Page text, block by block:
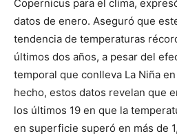
Copernicus para el clima,
datos de enero. Aseguró que
tendencia de temperaturas
últimos dos años, a pesar del
temporal que conlleva La Niña
hecho, estos datos revelan que
los últimos 19 en que la
en superficie superó en más de